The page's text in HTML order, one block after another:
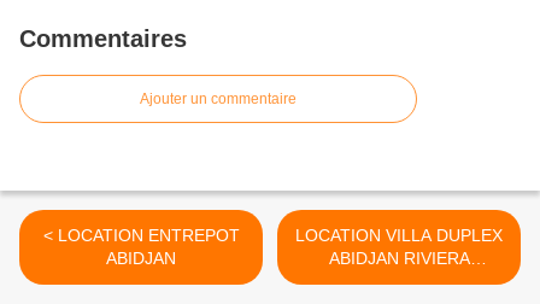
Commentaires
Ajouter un commentaire
< LOCATION ENTREPOT
ABIDJAN
LOCATION VILLA DUPLEX
ABIDJAN RIVIERA
BERVERLY HILLS >